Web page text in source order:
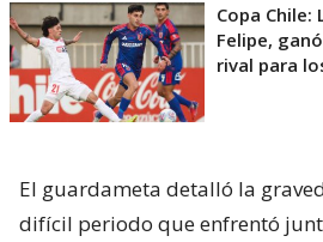
Copa Chile:
Felipe,
rival para
El guardameta detalló la
difícil periodo que enfrentó